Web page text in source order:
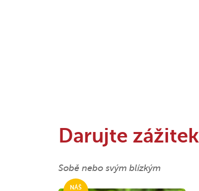
Darujte zážitek
Sobě nebo svým blízkým